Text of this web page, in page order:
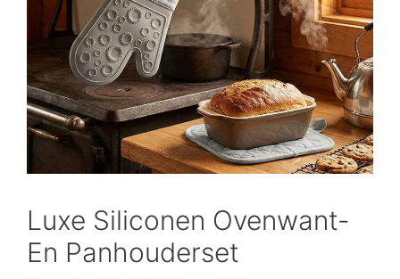
Luxe Siliconen Ovenwant-
En Panhouderset